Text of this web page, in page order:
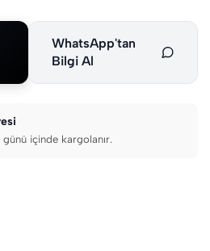
WhatsApp'tan
Bilgi Al
içinde kargolanır.